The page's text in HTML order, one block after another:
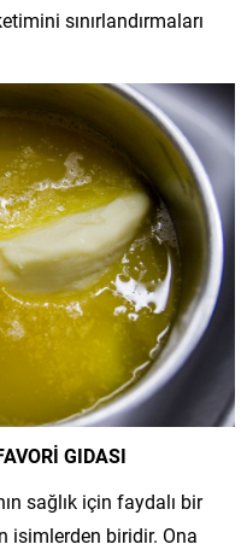
sınırlandırmaları
GIDASI
sağlık için faydalı bir
isimlerden biridir. Ona